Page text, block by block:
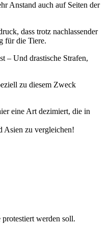
Anstand auch auf Seiten der
dass trotz nachlassender
für die Tiere.
– Und drastische Strafen,
zu diesem Zweck
eine Art dezimiert, die in
Asien zu vergleichen!
werden soll.